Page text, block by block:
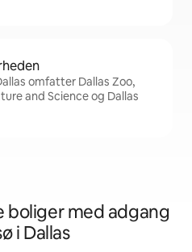
omfatter Dallas Zoo,
and Science og Dallas
boliger med adgang
i Dallas